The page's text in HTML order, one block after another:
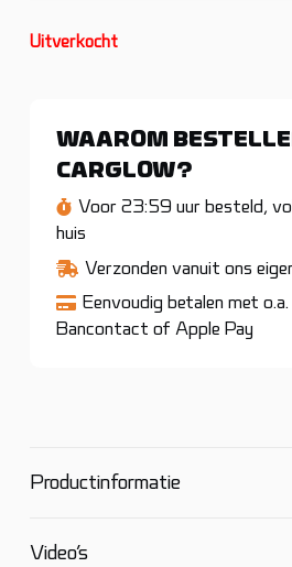
Uitverkocht
WAAROM
CARGLOW?
Voor 23:59 uur besteld,
huis
Verzonden vanuit ons
Eenvoudig betalen met
Bancontact of Apple Pay
Productinformatie
Video’s